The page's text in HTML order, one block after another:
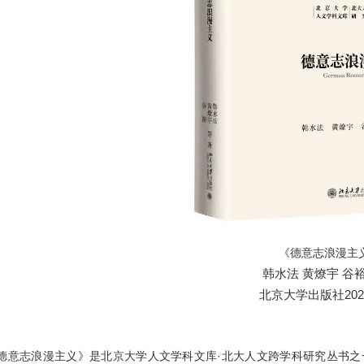
《德意志浪漫主
韩水法 黄燎宇 谷
北京大学出版社
意志浪漫主义》是北京大学人文学科文库·北大人文跨学科研究丛书